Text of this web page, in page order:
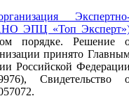
ЭПЦ «Топ
порядке. Решение
принято
Российской
Свидетельство